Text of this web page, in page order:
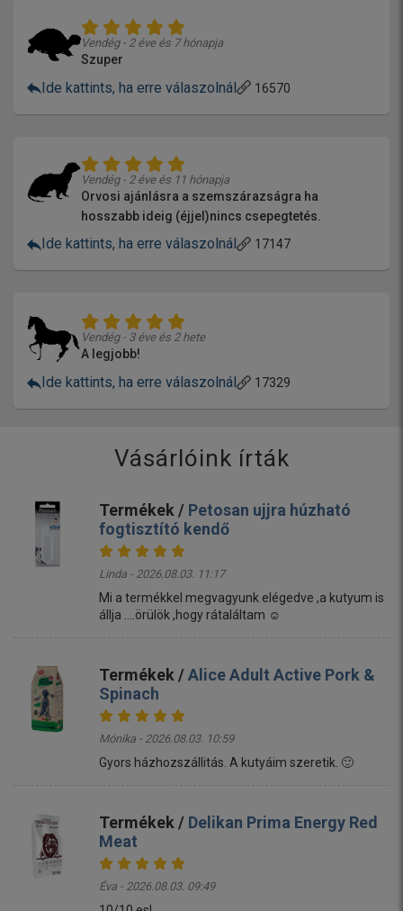
Vendég - 2 éve és 7 hónapja
Szuper
Ide kattints, ha erre válaszolnál 16570
Vendég - 2 éve és 11 hónapja
Orvosi ajánlásra a szemszárazságra ha
hosszabb ideig (éjjel)nincs csepegtetés.
Ide kattints, ha erre válaszolnál 17147
Vendég - 3 éve és 2 hete
A legjobb!
Ide kattints, ha erre válaszolnál 17329
Vásárlóink írták
Termékek / Petosan ujjra húzható
fogtisztító kendő
Linda - 2026.08.03. 11:17
Mi a termékkel megvagyunk elégedve ,a kutyum is
állja ....örülök ,hogy rátaláltam ☺️
Termékek /Alice Adult Active Pork &
Spinach
Mónika - 2026.08.03. 10:59
Gyors házhozszállitás. A kutyáim szeretik. 🙂
Termékek / Delikan Prima Energy Red
Meat
Éva - 2026.08.03. 09:49